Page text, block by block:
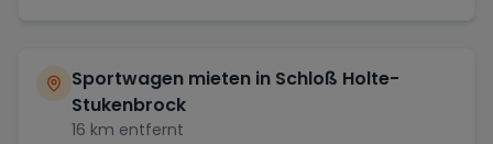
Sportwagen mieten in Schloß Holte-
Stukenbrock
16 km entfernt